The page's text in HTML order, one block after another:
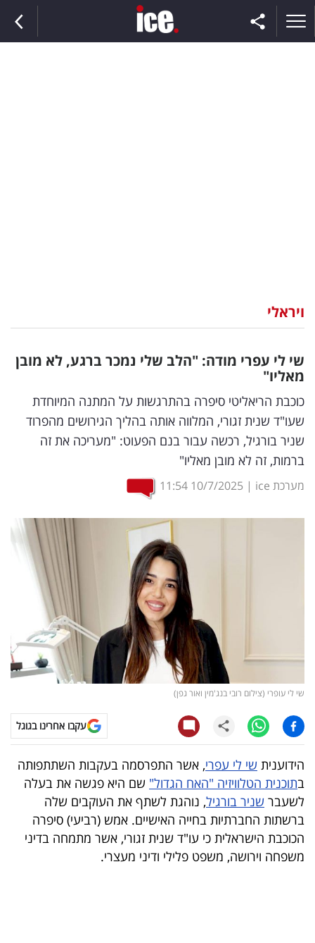
וצרכנות
דיגיטל
וטק
שיווק
ופרסום
משפט
מדדים
קריפטו
ויראלי
טלוויזיה
עסקי
ספורט
קריירה
ולימודים
ויראלי
שי לי עפרי מודה: "הלב שלי נמכר ברגע, לא מובן
מאליו"
כוכבת הריאליטי סיפרה בהתרגשות על המתנה המיוחדת
שעו"ד שנית זגורי, המלווה אותה בהליך הגירושים מהפרוד
שניר בורגיל, רכשה עבור בנם הפעוט: "מעריכה את זה
ברמות, זה לא מובן מאליו"
מערכת ice |
10/7/2025
11:54
שי לי עופרי (צילום רובי בנג'מין ואור גפן)
עקבו אחרינו בגוגל
הידוענית שי לי עפרי, אשר התפרסמה בעקבות השתתפותה
בתוכנית הטלוויזיה "האח הגדול" שם היא פגשה את בעלה
לשעבר שניר בורגיל, נוהגת לשתף את העוקבים שלה
ברשתות החברתיות בחייה האישיים. אמש (רביעי) סיפרה
הכוכבת הישראלית כי עו"ד שנית זגורי, אשר מתמחה בדיני
משפחה וירושה, משפט פלילי ודיני מעצרי.